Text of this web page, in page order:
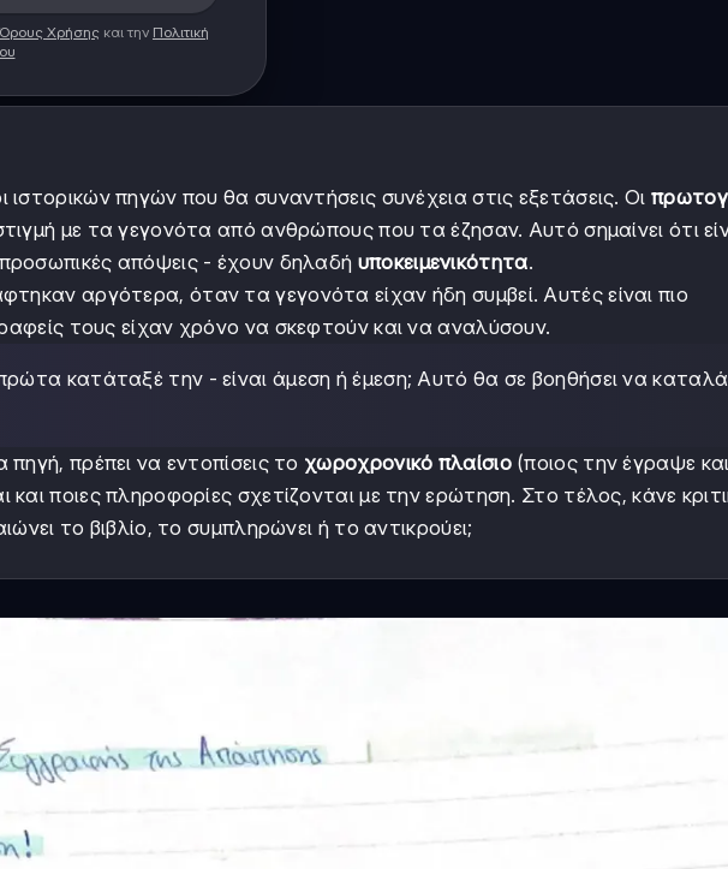
Όρους Χρήσης και την Πολιτική
πηγών που θα συναντήσεις συνέχεια στις εξετάσεις. Οι
με τα γεγονότα από ανθρώπους που τα έζησαν. Αυτό σημαίνει ότι
απόψεις - έχουν δηλαδή υποκειμενικότητα.
αργότερα, όταν τα γεγονότα είχαν ήδη συμβεί. Αυτές είναι πιο
τους είχαν χρόνο να σκεφτούν και να αναλύσουν.
κατάταξέ την - είναι άμεση ή έμεση; Αυτό θα σε βοηθήσει να
πρέπει να εντοπίσεις το χωροχρονικό πλαίσιο(ποιος την έγραψε
ποιες πληροφορίες σχετίζονται με την ερώτηση. Στο τέλος, κάνε
το βιβλίο, το συμπληρώνει ή το αντικρούει;